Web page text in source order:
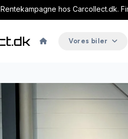
Rentekampagne hos Carcollect.dk.
Vores biler